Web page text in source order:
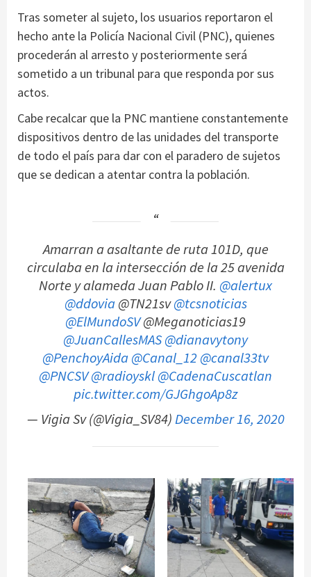
Tras someter al sujeto, los usuarios reportaron el
hecho ante la Policía Nacional Civil (PNC), quienes
procederán al arresto y posteriormente será
sometido a un tribunal para que responda por sus
actos.
Cabe recalcar que la PNC mantiene constantemente
dispositivos dentro de las unidades del transporte
de todo el país para dar con el paradero de sujetos
que se dedican a atentar contra la población.
Amarran a asaltante de ruta 101D, que
circulaba en la intersección de la 25 avenida
Norte y alameda Juan Pablo II. @alertux
@ddovia @TN21sv@tcsnoticias
@ElMundoSV@Meganoticias19
@JuanCallesMAS@dianavytony
@PenchoyAida @Canal_12@canal33tv
@PNCSV@radioyskl@CadenaCuscatlan
pic.twitter.com/GJGhgoAp8z
— Vigia Sv (@Vigia_SV84)December 16, 2020